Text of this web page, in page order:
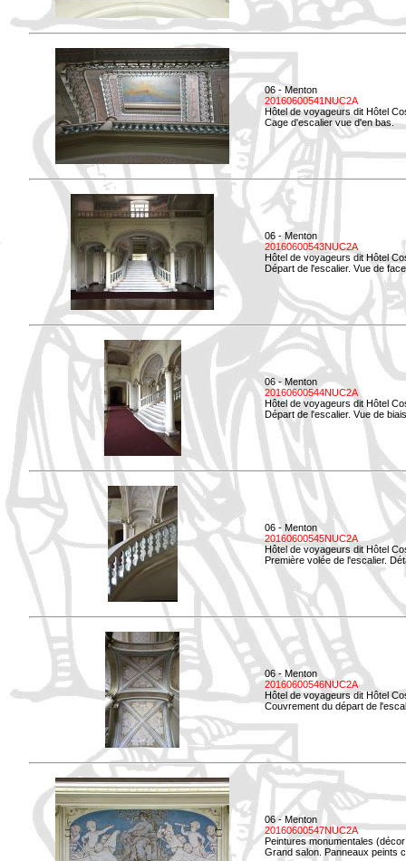
06 - Menton
20160600541NUC2A
Hôtel de voyageurs dit Hôtel
Cage d'escalier vue d'en bas.
06 - Menton
20160600543NUC2A
Hôtel de voyageurs dit Hôtel
Départ de l'escalier. Vue de
06 - Menton
20160600544NUC2A
Hôtel de voyageurs dit Hôtel
Départ de l'escalier. Vue de
06 - Menton
20160600545NUC2A
Hôtel de voyageurs dit Hôtel
Première volée de l'escalier.
06 - Menton
20160600546NUC2A
Hôtel de voyageurs dit Hôtel
Couvrement du départ de
06 - Menton
20160600547NUC2A
Peintures monumentales
Grand salon. Panneaux peints